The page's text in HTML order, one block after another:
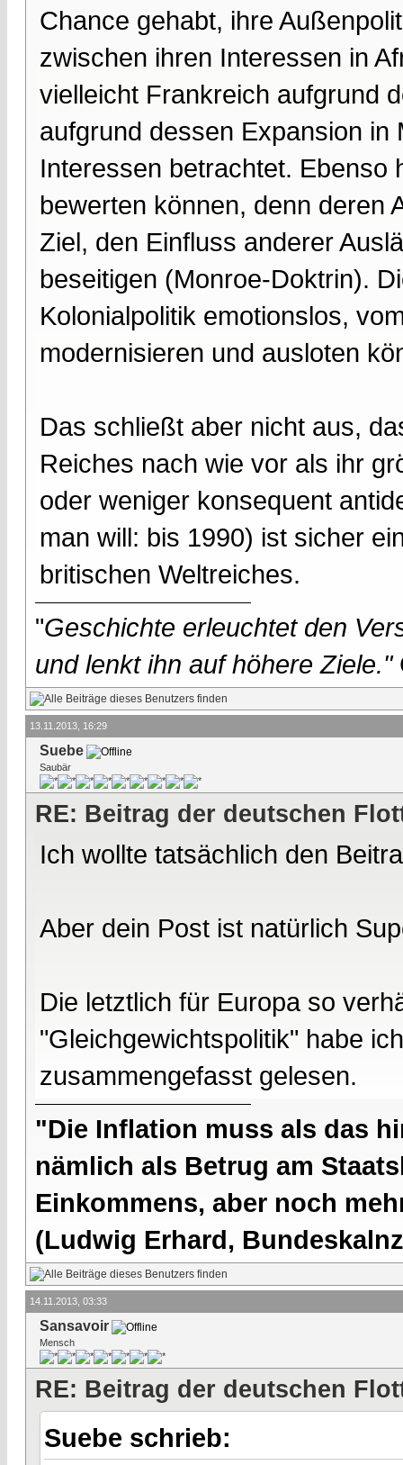
Chance gehabt, ihre
zwischen ihren Interessen in
vielleicht Frankreich aufgrund
aufgrund dessen Expansion
Interessen betrachtet. Ebenso
bewerten können, denn deren
Ziel, den Einfluss anderer
beseitigen (Monroe-Doktrin).
Kolonialpolitik emotionslos,
modernisieren und ausloten
Das schließt aber nicht aus,
Reiches nach wie vor als ihr
oder weniger konsequent
man will: bis 1990) ist sicher
britischen Weltreiches.
"Geschichte erleuchtet den
und lenkt ihn auf höhere Ziele."
13.11.2013, 16:29
Suebe
Saubär
RE: Beitrag der deutschen
Ich wollte tatsächlich den
Aber dein Post ist natürlich
Die letztlich für Europa so
"Gleichgewichtspolitik" habe
zusammengefasst gelesen.
"Die Inflation muss als das
nämlich als Betrug am
Einkommens, aber noch
(Ludwig Erhard,
14.11.2013, 03:33
Sansavoir
Mensch
RE: Beitrag der deutschen
Suebe schrieb: